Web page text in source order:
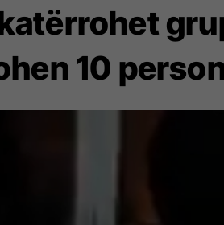
10